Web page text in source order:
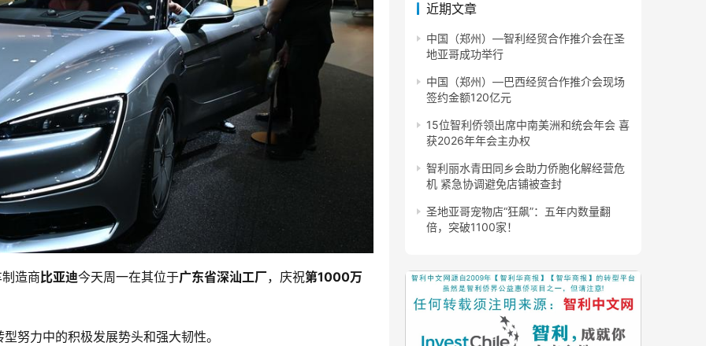
造商比亚迪今天周一在其位于广东省深汕工厂，庆祝第1000万
努力中的积极发展势头和强大韧性。
近期文章
中国（郑州）—智利经贸合作推介会在圣
地亚哥成功举行
中国（郑州）—巴西经贸合作推介会现场
签约金额120亿元
15位智利侨领出席中南美洲和统会年会 喜
获2026年年会主办权
智利丽水青田同乡会助力侨胞化解经营危
机 紧急协调避免店铺被查封
圣地亚哥宠物店“狂飙”：五年内数量翻
倍，突破1100家！